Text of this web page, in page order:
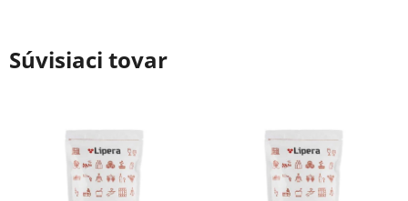
Súvisiaci tovar